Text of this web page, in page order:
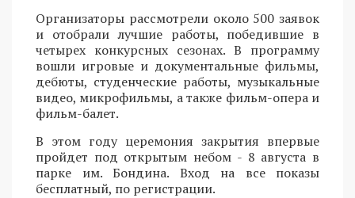
Организаторы рассмотрели около 500 заявок
и отобрали лучшие работы, победившие в
четырех конкурсных сезонах. В программу
вошли игровые и документальные фильмы,
дебюты, студенческие работы, музыкальные
видео, микрофильмы, а также фильм-опера и
фильм-балет.
В этом году церемония закрытия впервые
пройдет под открытым небом - 8 августа в
парке им. Бондина. Вход на все показы
бесплатный, по регистрации.